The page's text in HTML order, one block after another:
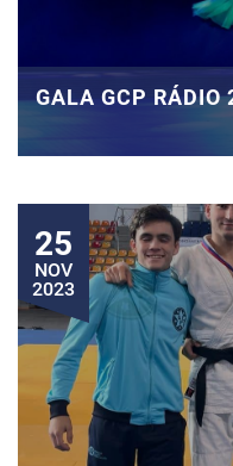
GALA GCP
25
NOV
2023